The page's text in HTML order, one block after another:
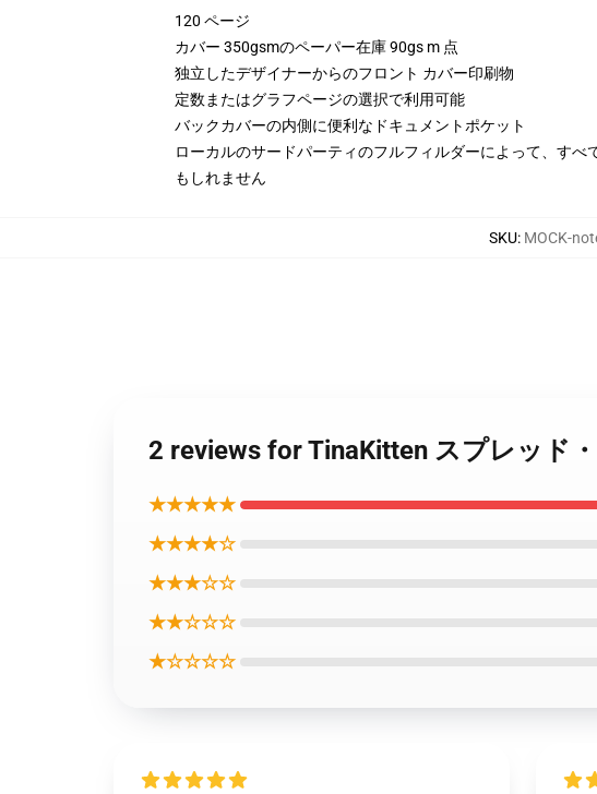
120 ページ
カバー 350gsmのペーパー在庫 90gs m 点
独立したデザイナーからのフロント カバー印刷物
定数またはグラフページの選択で利用可能
バックカバーの内側に便利なドキュメントポケット
ローカルのサードパーティのフルフィルダーによって、す
もしれません
SKU: MOCK-
2 reviews for TinaKitten スプレッド
★★★★★
★★★★☆
★★★☆☆
★★☆☆☆
★☆☆☆☆